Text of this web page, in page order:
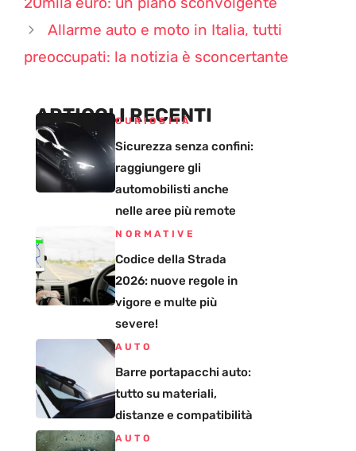
Allarme auto e moto in Italia, tutti
preoccupati: la notizia è sconcertante
ARTICOLI RECENTI
CURIOSITÀ
Sicurezza senza confini:
raggiungere gli
automobilisti anche
nelle aree più remote
NORMATIVE
Codice della Strada
2026: nuove regole in
vigore e multe più
severe!
AUTO
Barre portapacchi auto:
tutto su materiali,
distanze e compatibilità
AUTO